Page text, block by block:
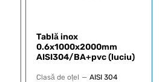
Tablă inox
0.6х1000х2000mm
AISI304/BA+pvc (luciu)
Clasă de oțel — AISI 304